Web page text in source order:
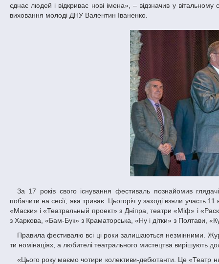
єднає людей і відкриває нові імена», – відзначив у вітальному
виховання молоді ДНУ Валентин Іваненко.
За 17 років свого існування фестиваль познайомив глядачів із 42 театрами, ще чотири нові колективи любителі мистецтва зможуть
побачити на сесії, яка триває. Цьогоріч у заході взяли участь
«Маски» і «Театральный проект» з Дніпра, театри «Міф» і
з Харкова, «Бам-Бук» з Краматорська, «Ну і дітки» з Полтави,
Правила фестивалю всі ці роки залишаються незмінними. Журі, що складається з режисерів театрів-конкурсантів, обирає переможців у 12-
ти номінаціях, а любителі театрального мистецтва вирішують
«Цього року маємо чотири колективи-дебютанти. Це «Театр на Лермонтовській, 27», «Міф», «Театральний проект» та «Razem», – розповів